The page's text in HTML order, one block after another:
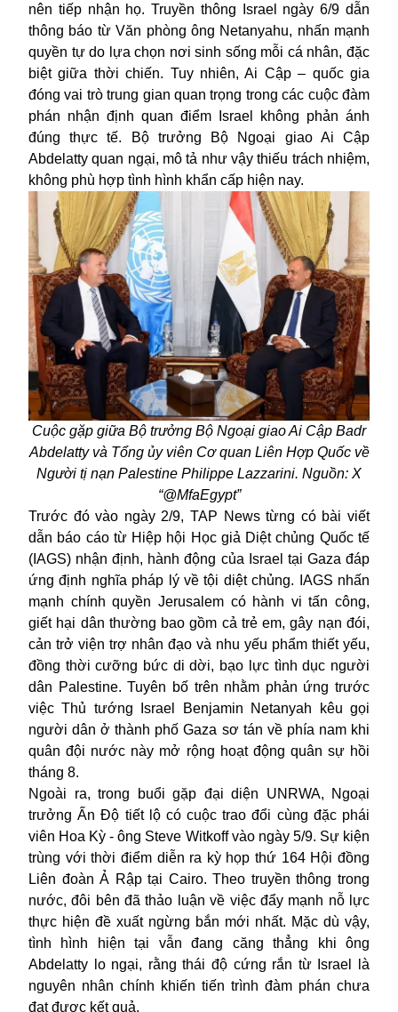
nên tiếp nhận họ. Truyền thông Israel ngày 6/9 dẫn
thông báo từ Văn phòng ông Netanyahu, nhấn mạnh
quyền tự do lựa chọn nơi sinh sống mỗi cá nhân, đặc
biệt giữa thời chiến. Tuy nhiên, Ai Cập – quốc gia
đóng vai trò trung gian quan trọng trong các cuộc đàm
phán nhận định quan điểm Israel không phản ánh
đúng thực tế. Bộ trưởng Bộ Ngoại giao Ai Cập
Abdelatty quan ngại, mô tả như vậy thiếu trách nhiệm,
không phù hợp tình hình khẩn cấp hiện nay.
Cuộc gặp giữa Bộ trưởng Bộ Ngoại giao Ai Cập Badr
Abdelatty và Tổng ủy viên Cơ quan Liên Hợp Quốc về
Người tị nạn Palestine Philippe Lazzarini. Nguồn: X
“@MfaEgypt”
Trước đó vào ngày 2/9, TAP News từng có bài viết
dẫn báo cáo từ Hiệp hội Học giả Diệt chủng Quốc tế
(IAGS) nhận định, hành động của Israel tại Gaza đáp
ứng định nghĩa pháp lý về tội diệt chủng. IAGS nhấn
mạnh chính quyền Jerusalem có hành vi tấn công,
giết hại dân thường bao gồm cả trẻ em, gây nạn đói,
cản trở viện trợ nhân đạo và nhu yếu phẩm thiết yếu,
đồng thời cưỡng bức di dời, bạo lực tình dục người
dân Palestine. Tuyên bố trên nhằm phản ứng trước
việc Thủ tướng Israel Benjamin Netanyah kêu gọi
người dân ở thành phố Gaza sơ tán về phía nam khi
quân đội nước này mở rộng hoạt động quân sự hồi
tháng 8.
Ngoài ra, trong buổi gặp đại diện UNRWA, Ngoại
trưởng Ấn Độ tiết lộ có cuộc trao đổi cùng đặc phái
viên Hoa Kỳ - ông Steve Witkoff vào ngày 5/9. Sự kiện
trùng với thời điểm diễn ra kỳ họp thứ 164 Hội đồng
Liên đoàn Ả Rập tại Cairo. Theo truyền thông trong
nước, đôi bên đã thảo luận về việc đẩy mạnh nỗ lực
thực hiện đề xuất ngừng bắn mới nhất. Mặc dù vậy,
tình hình hiện tại vẫn đang căng thẳng khi ông
Abdelatty lo ngại, rằng thái độ cứng rắn từ Israel là
nguyên nhân chính khiến tiến trình đàm phán chưa
đạt được kết quả.